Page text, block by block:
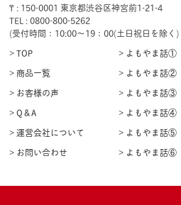
₸ : 150-0001 東京都渋谷区神宮前1-21-4
TEL : 0800-800-5262
(受付時間：10:00〜19：00(土日祝日を除く)
> TOP
> 商品一覧
> お客様の声
> Q＆A
> 運営会社について
> お問い合わせ
> よもやま話①
> よもやま話②
> よもやま話③
> よもやま話④
> よもやま話⑤
> よもやま話⑥